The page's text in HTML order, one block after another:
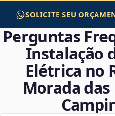
SOLICITE SEU
Perguntas
Instalação
Elétrica no
Morada